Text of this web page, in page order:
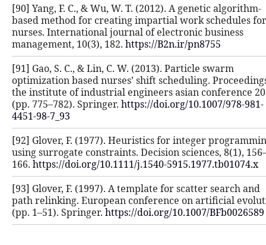
[90] Yang, F. C., & Wu, W. T.
based method for creating
nurses. International journal of
management, 10(3), 182.https://
[91] Gao, S. C., & Lin, C. W. (2013).
optimization based nurses’ shift
the institute of industrial engineers
(pp. 775–782). Springer.https://
[92] Glover, F. (1977). Heuristics
using surrogate constraints.
166.https://doi.org/10.1111/j.1540-
[93] Glover, F. (1997). A template
path relinking. European
(pp. 1–51). Springer.https://doi.org/